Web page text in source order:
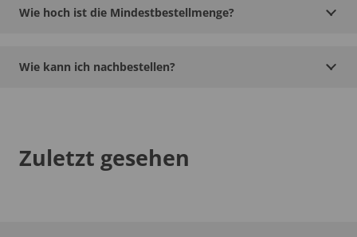
Wie hoch ist die Mindestbestellmenge?
Wie kann ich nachbestellen?
Zuletzt gesehen